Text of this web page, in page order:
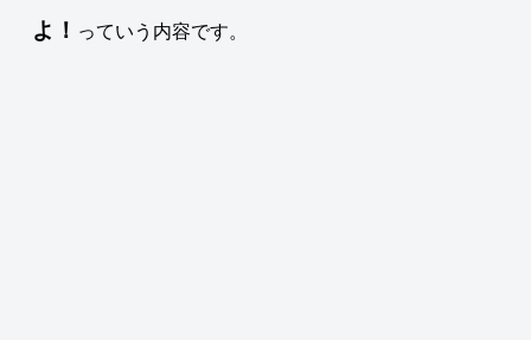
よ！ っていう内容です。